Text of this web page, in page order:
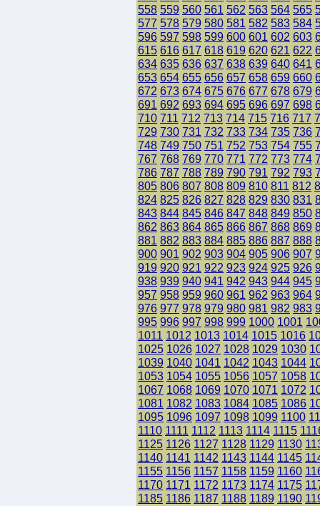
558 559 560 561 562 563 564 565
577 578 579 580 581 582 583 584
596 597 598 599 600 601 602 603
615 616 617 618 619 620 621 622
634 635 636 637 638 639 640 641
653 654 655 656 657 658 659 660
672 673 674 675 676 677 678 679
691 692 693 694 695 696 697 698
710 711 712 713 714 715 716 717
729 730 731 732 733 734 735 736
748 749 750 751 752 753 754 755
767 768 769 770 771 772 773 774
786 787 788 789 790 791 792 793
805 806 807 808 809 810 811 812
824 825 826 827 828 829 830 831
843 844 845 846 847 848 849 850
862 863 864 865 866 867 868 869
881 882 883 884 885 886 887 888
900 901 902 903 904 905 906 907
919 920 921 922 923 924 925 926
938 939 940 941 942 943 944 945
957 958 959 960 961 962 963 964
976 977 978 979 980 981 982 983
995 996 997 998 999 1000 1001
1011 1012 1013 1014 1015 1016
1025 1026 1027 1028 1029 1030
1039 1040 1041 1042 1043 1044
1053 1054 1055 1056 1057 1058
1067 1068 1069 1070 1071 1072
1081 1082 1083 1084 1085 1086
1095 1096 1097 1098 1099 1100
1110 1111 1112 1113 1114 1115
1125 1126 1127 1128 1129 1130
1140 1141 1142 1143 1144 1145
1155 1156 1157 1158 1159 1160
1170 1171 1172 1173 1174 1175
1185 1186 1187 1188 1189 1190